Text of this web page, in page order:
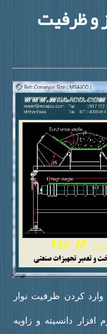
ظرفیت
کردن ظرفیت نوار
دانسیته و زاویه